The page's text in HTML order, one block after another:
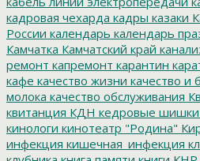
кадровая чехарда кадры казаки
России календарь календарь
Камчатка Камчатский край
ремонт капремонт карантин
кафе качество жизни качество и
молока качество обслуживания
квитанция КДН кедровые шишки
кинологи кинотеатр "Родина"
инфекция кишечная_инфекция